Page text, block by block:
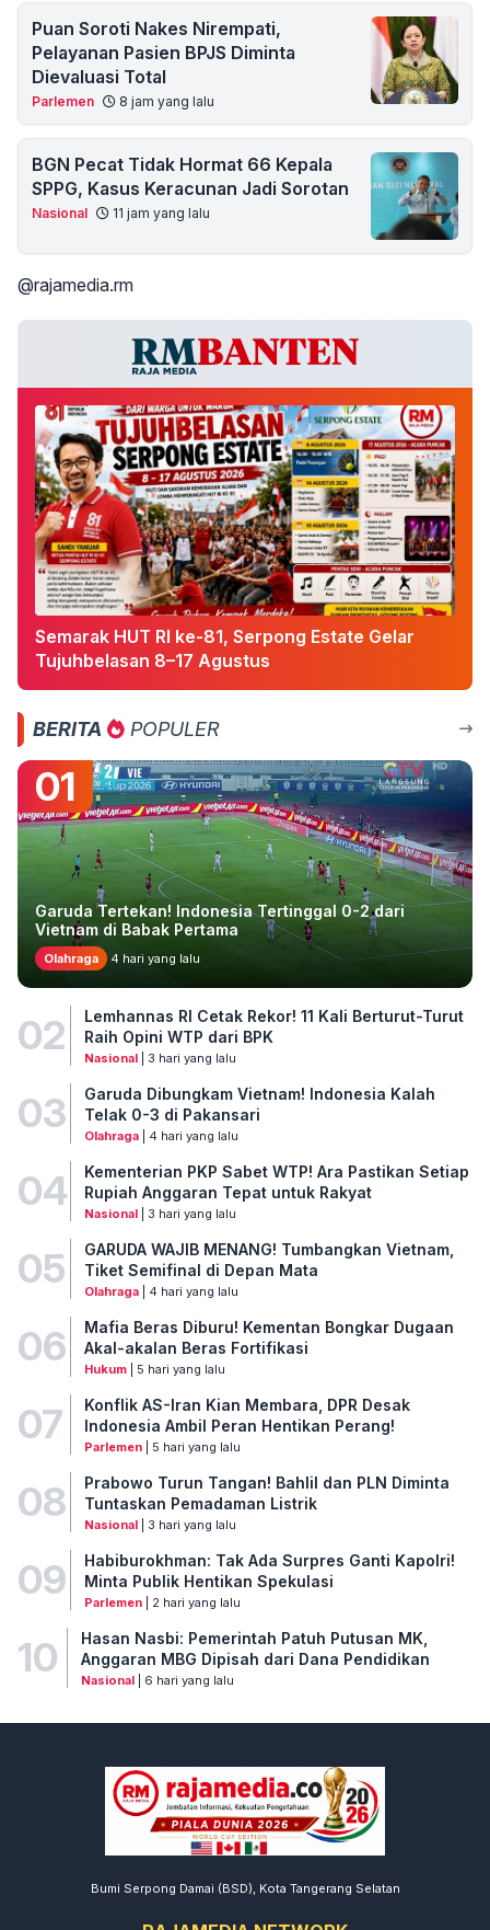
Puan Soroti Nakes Nirempati,
Pelayanan Pasien BPJS Diminta
Dievaluasi Total
Parlemen 8 jam yang lalu
BGN Pecat Tidak Hormat 66 Kepala
SPPG, Kasus Keracunan Jadi Sorotan
Nasional 11 jam yang lalu
@rajamedia.rm
Semarak HUT RI ke-81, Serpong Estate Gelar
Tujuhbelasan 8–17 Agustus
BERITA POPULER
01
Garuda Tertekan! Indonesia Tertinggal 0-2 dari
Vietnam di Babak Pertama
Olahraga 4 hari yang lalu
02
Lemhannas RI Cetak Rekor! 11 Kali Berturut-Turut
Raih Opini WTP dari BPK
Nasional| 3 hari yang lalu
03
Garuda Dibungkam Vietnam! Indonesia Kalah
Telak 0-3 di Pakansari
Olahraga| 4 hari yang lalu
04
Kementerian PKP Sabet WTP! Ara Pastikan Setiap
Rupiah Anggaran Tepat untuk Rakyat
Nasional| 3 hari yang lalu
05
GARUDA WAJIB MENANG! Tumbangkan Vietnam,
Tiket Semifinal di Depan Mata
Olahraga| 4 hari yang lalu
06
Mafia Beras Diburu! Kementan Bongkar Dugaan
Akal-akalan Beras Fortifikasi
Hukum| 5 hari yang lalu
07
Konflik AS-Iran Kian Membara, DPR Desak
Indonesia Ambil Peran Hentikan Perang!
Parlemen| 5 hari yang lalu
08
Prabowo Turun Tangan! Bahlil dan PLN Diminta
Tuntaskan Pemadaman Listrik
Nasional| 3 hari yang lalu
09
Habiburokhman: Tak Ada Surpres Ganti Kapolri!
Minta Publik Hentikan Spekulasi
Parlemen| 2 hari yang lalu
10
Hasan Nasbi: Pemerintah Patuh Putusan MK,
Anggaran MBG Dipisah dari Dana Pendidikan
Nasional| 6 hari yang lalu
Bumi Serpong Damai (BSD), Kota Tangerang Selatan